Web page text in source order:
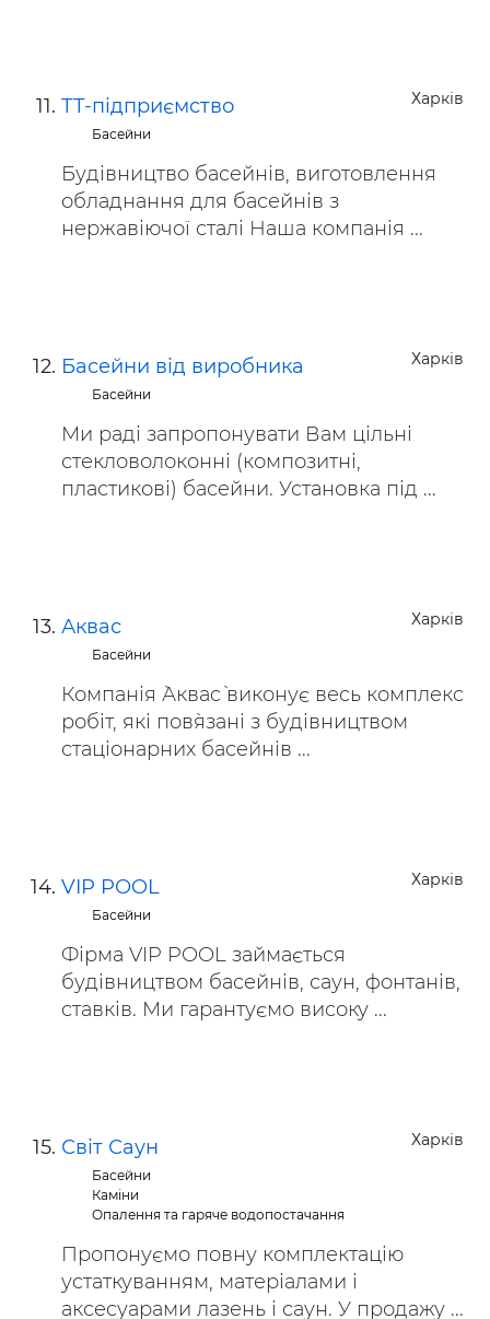
Харків
ТТ-підприємство
Басейни
Будівництво басейнів, виготовлення
обладнання для басейнів з
нержавіючої сталі Наша компанія ...
Харків
Басейни від виробника
Басейни
Ми раді запропонувати Вам цільні
стекловолоконні (композитні,
пластикові) басейни. Установка під ...
Харків
Аквас
Басейни
Компанія `Акваc` виконує весь комплекс
робіт, які пов`язані з будівництвом
стаціонарних басейнів ...
Харків
VIP POOL
Басейни
Фірма VIP POOL займається
будівництвом басейнів, саун, фонтанів,
ставків. Ми гарантуємо високу ...
Харків
Світ Саун
Басейни
Каміни
Опалення та гаряче водопостачання
Пропонуємо повну комплектацію
устаткуванням, матеріалами і
аксесуарами лазень і саун. У продажу ...